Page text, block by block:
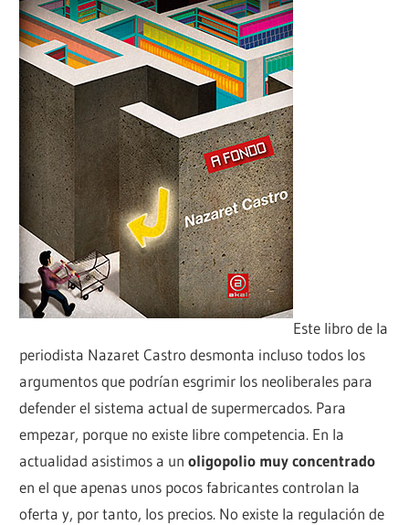
Este libro de la
periodista Nazaret Castro desmonta incluso todos los
argumentos que podrían esgrimir los neoliberales para
defender el sistema actual de supermercados. Para
empezar, porque no existe libre competencia. En la
actualidad asistimos a unoligopolio muy concentrado
en el que apenas unos pocos fabricantes controlan la
oferta y, por tanto, los precios. No existe la regulación de